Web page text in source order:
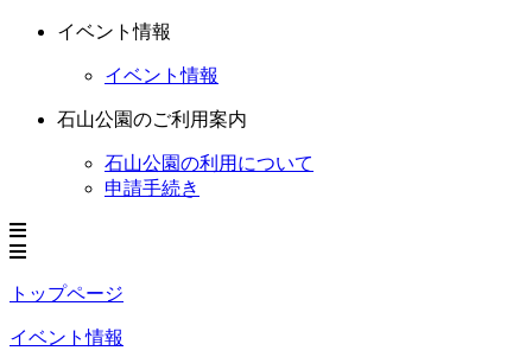
イベント情報
イベント情報
石山公園のご利用案内
石山公園の利用について
申請手続き
トップページ
イベント情報